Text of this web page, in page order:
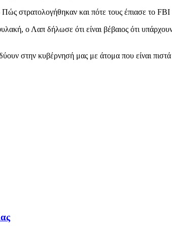
ο Λαπ δήλωσε ότι είναι βέβαιος ότι
στην κυβέρνησή μας με άτομα που είναι